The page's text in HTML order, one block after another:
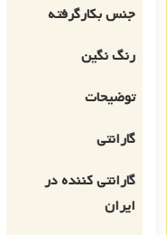
جنس بکارگرفته
رنگ نگین
توضیحات
گارانتی
گارانتی کننده در
ایران